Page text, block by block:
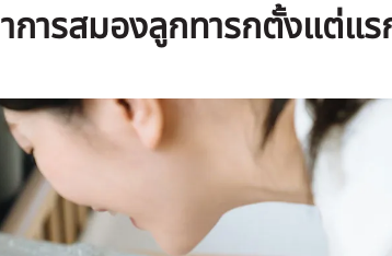
ารสมองลูกทารกตั้งแต่แร